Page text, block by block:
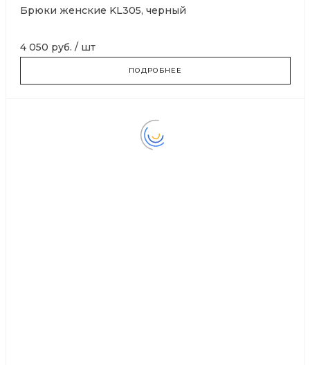
Брюки женские KL305, черный
4 050 руб. / шт
ПОДРОБНЕЕ